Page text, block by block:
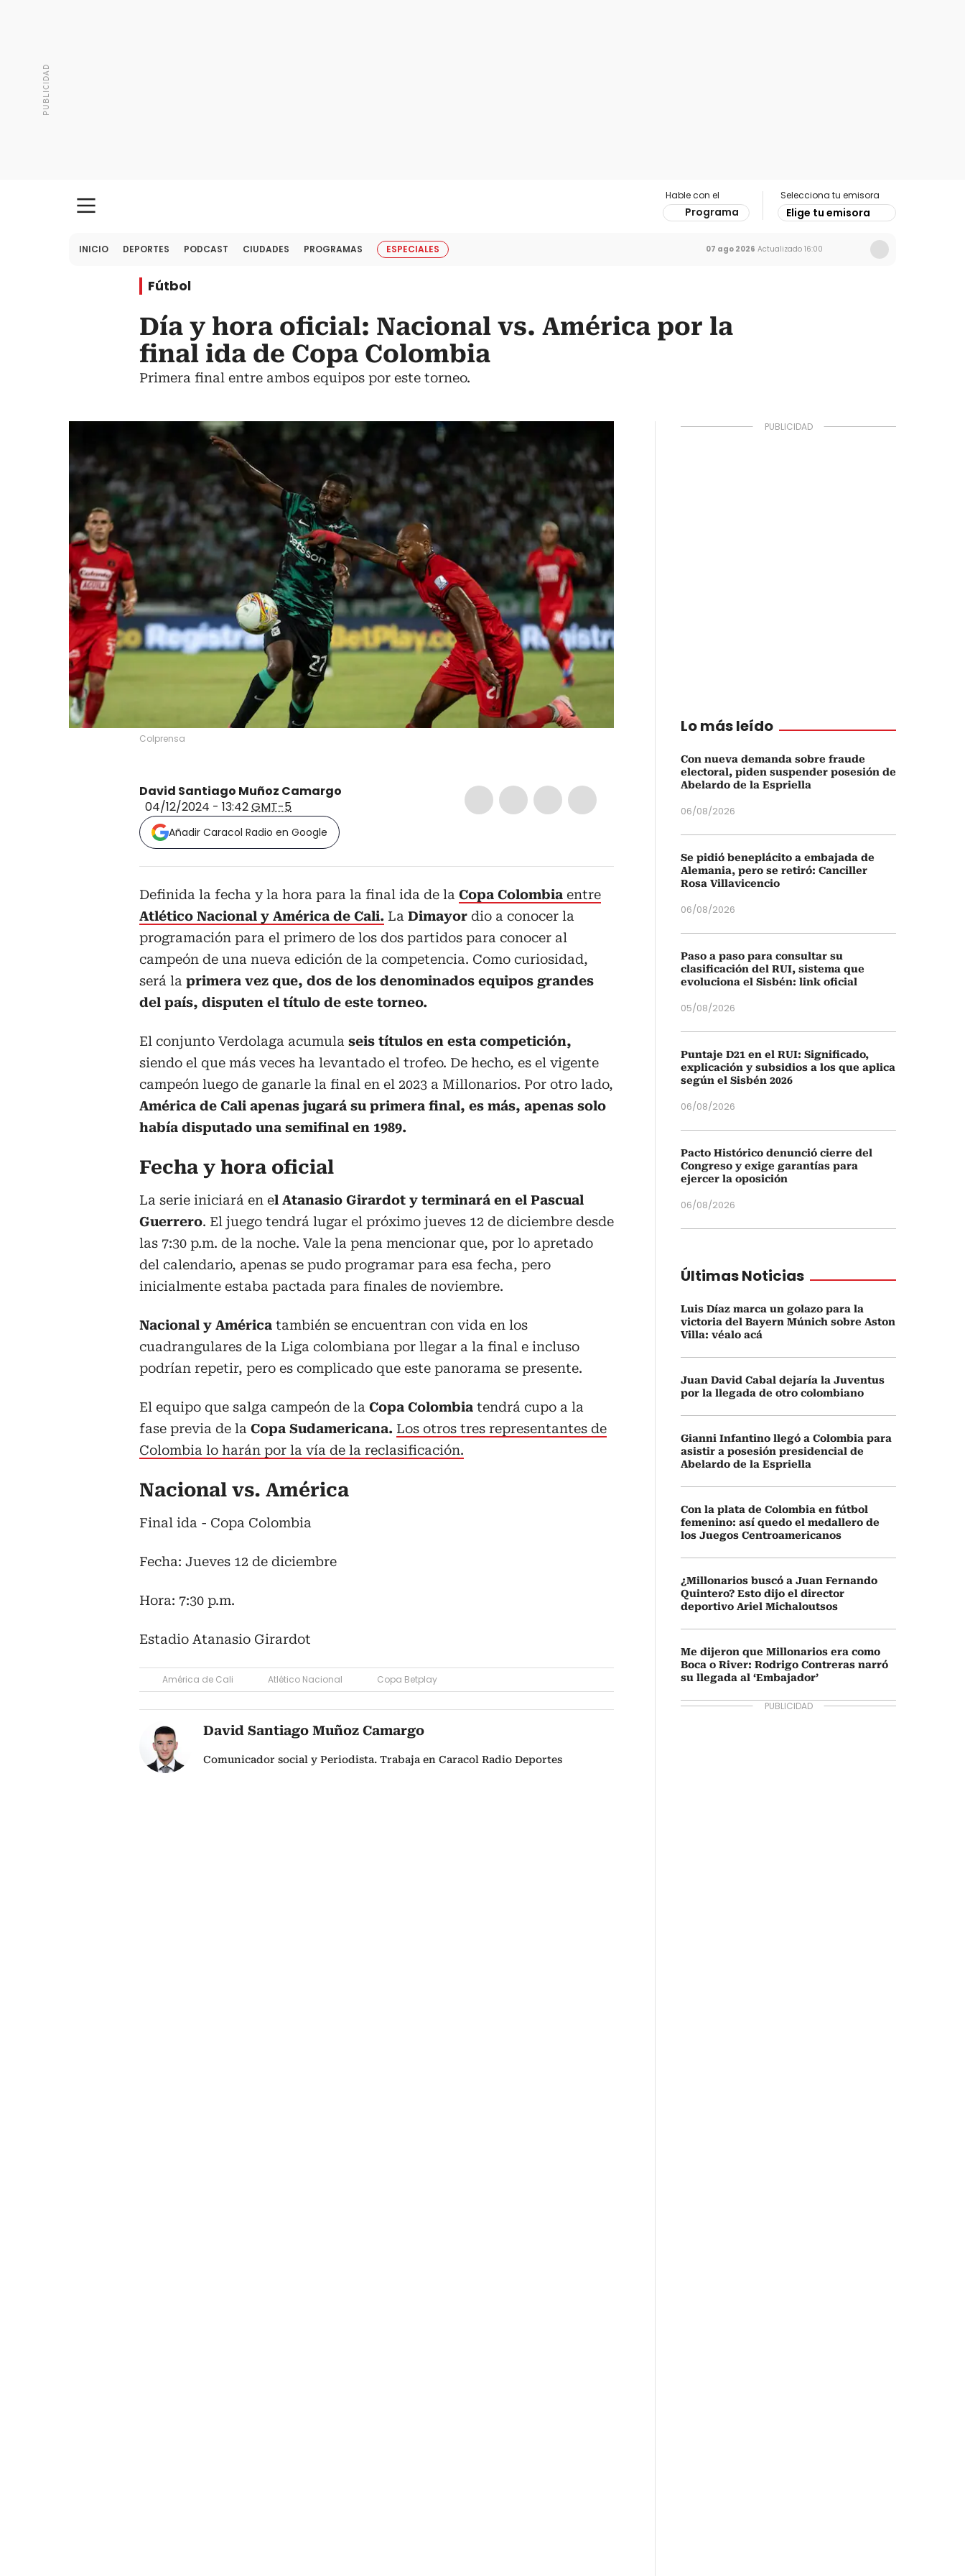
Hable con el
Programa
Selecciona tu emisora
Elige tu emisora
INICIO DEPORTES PODCAST CIUDADES PROGRAMAS ESPECIALES 07 ago 2026 Actualizado 16:00
Fútbol
Día y hora oficial: Nacional vs. América por la
final ida de Copa Colombia
Primera final entre ambos equipos por este torneo.
Colprensa
David Santiago Muñoz Camargo
04/12/2024 - 13:42GMT-5
Añadir Caracol Radio en Google
Definida la fecha y la hora para la final ida de la Copa Colombia entre
Atlético Nacional y América de Cali. La Dimayor dio a conocer la
programación para el primero de los dos partidos para conocer al
campeón de una nueva edición de la competencia. Como curiosidad,
será la primera vez que, dos de los denominados equipos grandes
del país, disputen el título de este torneo.
El conjunto Verdolaga acumula seis títulos en esta competición,
siendo el que más veces ha levantado el trofeo. De hecho, es el vigente
campeón luego de ganarle la final en el 2023 a Millonarios. Por otro lado,
América de Cali apenas jugará su primera final, es más, apenas solo
había disputado una semifinal en 1989.
Fecha y hora oficial
La serie iniciará en el Atanasio Girardot y terminará en el Pascual
Guerrero. El juego tendrá lugar el próximo jueves 12 de diciembre desde
las 7:30 p.m. de la noche. Vale la pena mencionar que, por lo apretado
del calendario, apenas se pudo programar para esa fecha, pero
inicialmente estaba pactada para finales de noviembre.
Nacional y América también se encuentran con vida en los
cuadrangulares de la Liga colombiana por llegar a la final e incluso
podrían repetir, pero es complicado que este panorama se presente.
El equipo que salga campeón de la Copa Colombia tendrá cupo a la
fase previa de la Copa Sudamericana. Los otros tres representantes de
Colombia lo harán por la vía de la reclasificación.
Nacional vs. América
Final ida - Copa Colombia
Fecha: Jueves 12 de diciembre
Hora: 7:30 p.m.
Estadio Atanasio Girardot
América de Cali Atlético Nacional Copa Betplay
David Santiago Muñoz Camargo
Comunicador social y Periodista. Trabaja en Caracol Radio Deportes
Lo más leído
Con nueva demanda sobre fraude
electoral, piden suspender posesión de
Abelardo de la Espriella
06/08/2026
Se pidió beneplácito a embajada de
Alemania, pero se retiró: Canciller
Rosa Villavicencio
06/08/2026
Paso a paso para consultar su
clasificación del RUI, sistema que
evoluciona el Sisbén: link oficial
05/08/2026
Puntaje D21 en el RUI: Significado,
explicación y subsidios a los que aplica
según el Sisbén 2026
06/08/2026
Pacto Histórico denunció cierre del
Congreso y exige garantías para
ejercer la oposición
06/08/2026
Últimas Noticias
Luis Díaz marca un golazo para la
victoria del Bayern Múnich sobre Aston
Villa: véalo acá
Juan David Cabal dejaría la Juventus
por la llegada de otro colombiano
Gianni Infantino llegó a Colombia para
asistir a posesión presidencial de
Abelardo de la Espriella
Con la plata de Colombia en fútbol
femenino: así quedo el medallero de
los Juegos Centroamericanos
¿Millonarios buscó a Juan Fernando
Quintero? Esto dijo el director
deportivo Ariel Michaloutsos
Me dijeron que Millonarios era como
Boca o River: Rodrigo Contreras narró
su llegada al ‘Embajador’